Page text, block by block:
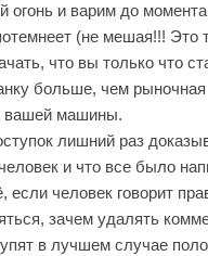
огонь и варим до
(не мешая!!! Это
что вы только что
больше, чем рыночная
вашей машины.
лишний раз
и что все было
если человек говорит
зачем удалять
в лучшем случае